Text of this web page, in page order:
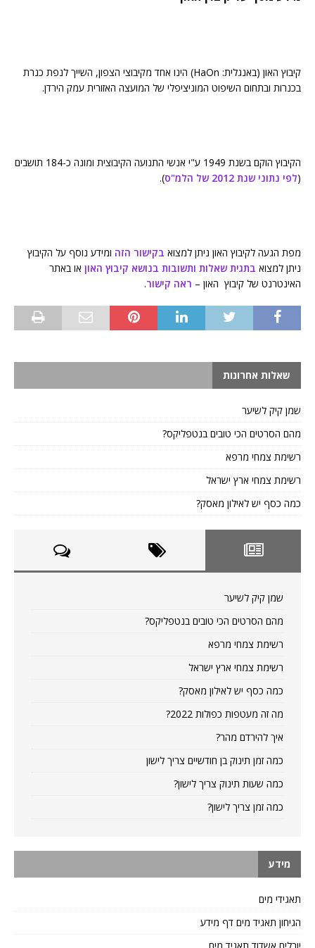
קיבוץ האון (באנגלית: HaOn) הינו אחד מקיבוצי הצפון, השייך לנפת כנרת
בכנרות ובתחום השיפוט המוניציפלי של המועצה האזורית עמק הירדן.
הקיבוץ הוקם בשנת 1949 ע"י אנשי התנועה הקיבוצית ומונה כ-184 תושבים
(לפי נתוני שנת 2012 של הלמ"ס ).
מפת הגעה לקיבוץ האון ניתן למצוא בקישור הזה ומידע נוסף על הקיבוץ
ניתן למצוא בתגית שאלות ותשובות בנושא קיבוץ האון או באתר
האינטרנט של קיבוץ האון – ראה קישור.
שאלות אחרונות
שמן קיק לשיער
מהם הסרטים הכי טובים בנטפליקס?
רשימת צמחי מרפא
רשימת צמחי ארץ ישראל
כמה כסף יש לאילון מאסק?
שמן קיק לשיער
מהם הסרטים הכי טובים בנטפליקס?
רשימת צמחי מרפא
רשימת צמחי ארץ ישראל
כמה כסף יש לאילון מאסק?
מה זה מעטפות כפולות 2022?
איך להירדם מהר?
כמה זמן תינוק בן חודשיים צריך לישון
כמה שעות תינוק צריך לישון?
כמה זמן צריך לישון?
מידע
תאגידי מים
הגיחון תאגיד מים דף מידע